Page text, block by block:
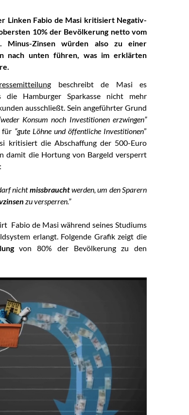
Linken Fabio de Masi kritisiert Negativ-
10% der Bevölkerung netto vom
Minus-Zinsen würden also zu einer
nach unten führen, was im erklärten
beschreibt de Masi es
die Hamburger Sparkasse nicht mehr
ausschließt. Sein angeführter Grund
Konsum noch Investitionen erzwingen”
für “gute Löhne und öffentliche Investitionen”
kritisiert die Abschaffung der 500-Euro
damit die Hortung von Bargeld versperrt
nichtmissbrauchtwerden, um den Sparern
zu versperren.”
Fabio de Masi während seines Studiums
erlangt. Folgende Grafik zeigt die
von 80% der Bevölkerung zu den